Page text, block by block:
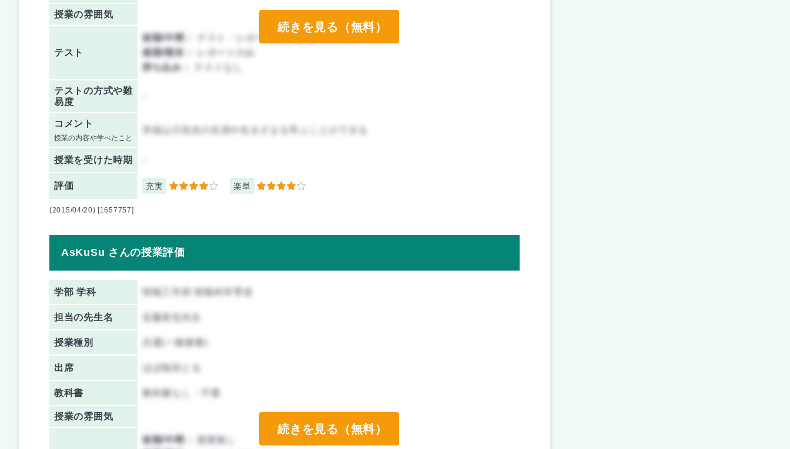
授業の雰囲気
テスト
前期/中間：
後期/期末：
レポートのみ
持ち込み：
テストの方式や難
易度
コメント
授業の内容や学べたこと
授業を受けた時期
評価 充実 4 楽単 4
続きを見る（無料）
(2015/04/20) [1657757]
AsKuSu さんの授業評価
学部 学科 情報工学府 情報科学専攻
担当の先生名 近藤直也先生
授業種別 共通(一般教養)
出席 ほぼ毎回とる
教科書 教科書なし・不要
授業の雰囲気
前期/中間：
授業無し
続きを見る（無料）